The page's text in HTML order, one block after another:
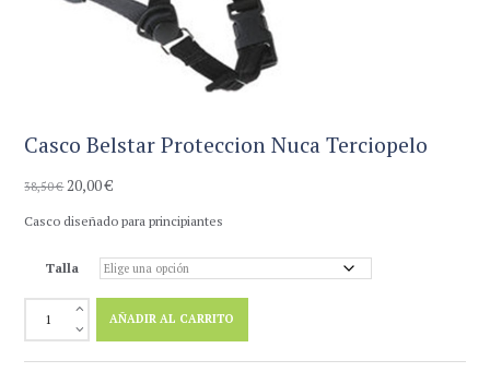
Casco Belstar Proteccion Nuca Terciopelo
38,50€ El
original
38,50 €.
20,00€El
actual
20,00 €.
Casco diseñado para principiantes
Talla
Belstar
AÑADIR AL CARRITO